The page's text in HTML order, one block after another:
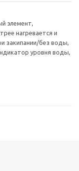
элемент,
нагревается и
закипании/без воды,
уровня воды,